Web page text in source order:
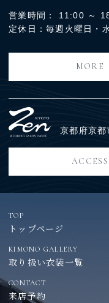
営業時間： 11:00 ～
定休日：毎週火曜日・
MORE
京都府京都
ACCESS
TOP
トップページ
KIMONO GALLERY
取り扱い衣装一覧
CONTACT
来店予約